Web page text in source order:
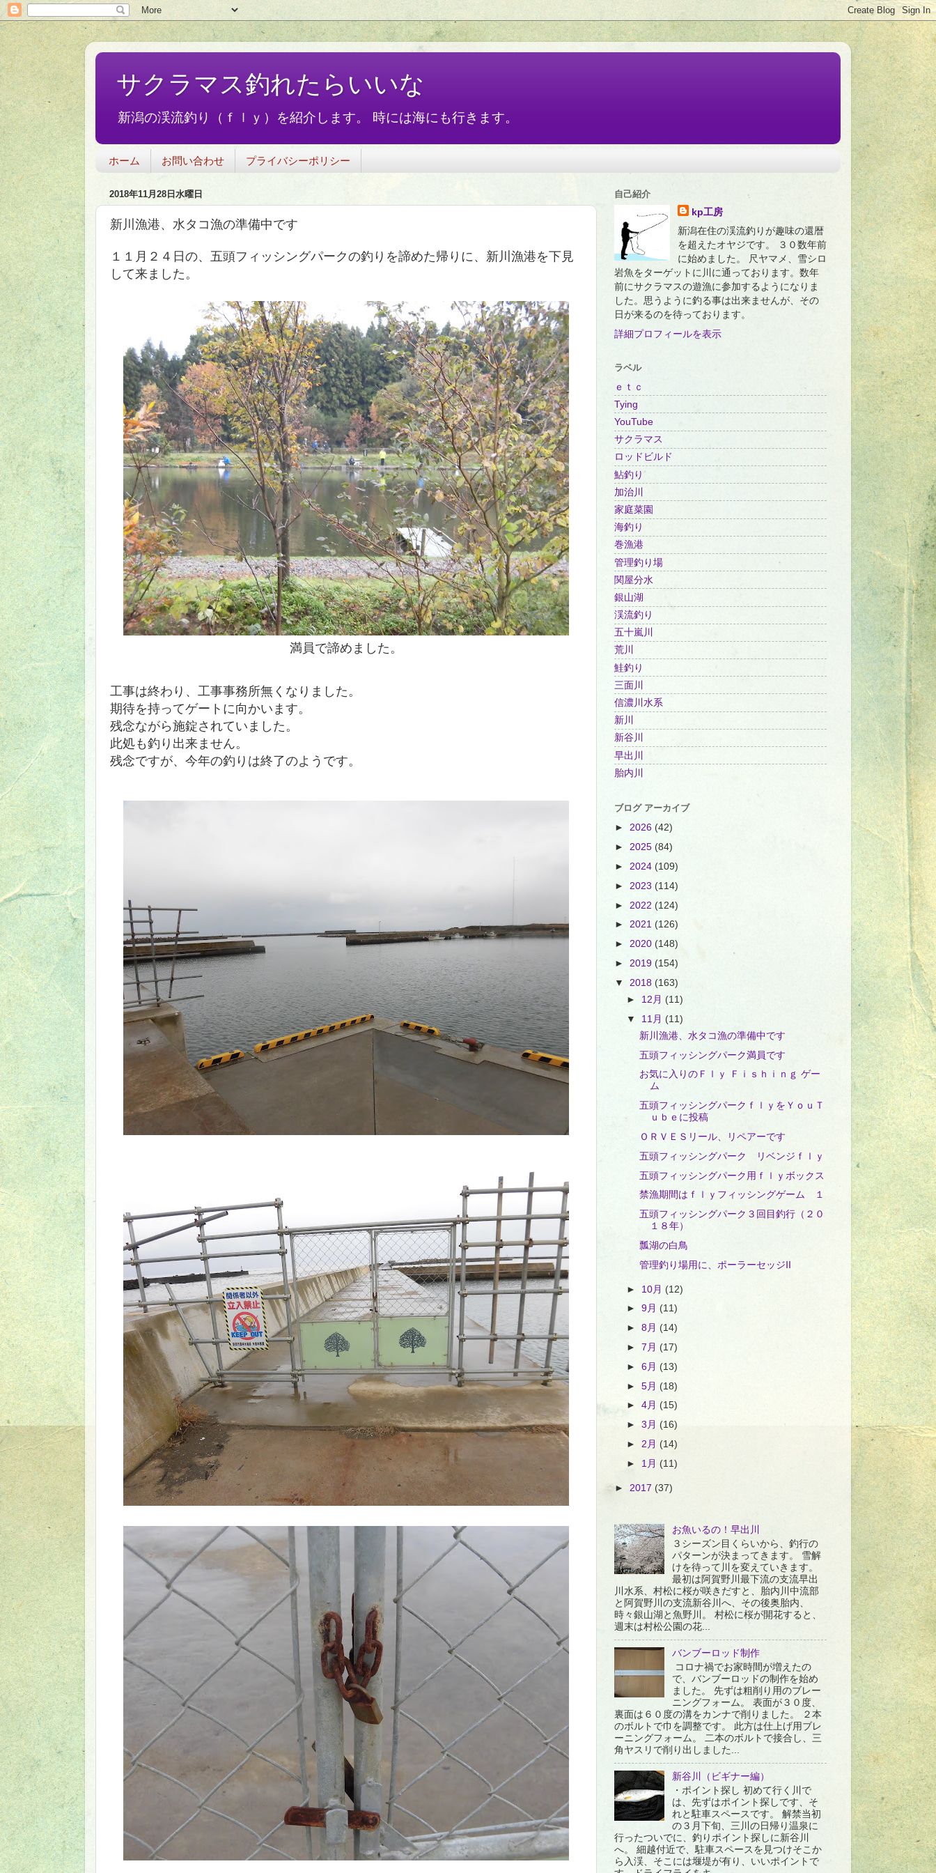
サクラマス釣れたらいいな
新潟の渓流釣り（ｆｌｙ）を紹介します。 時には海にも行きます。
ホーム お問い合わせ プライバシーポリシー
2018年11月28日水曜日
新川漁港、水タコ漁の準備中です
１１月２４日の、五頭フィッシングパークの釣りを諦めた帰りに、新川漁港を下見
して来ました。
満員で諦めました。
工事は終わり、工事事務所無くなりました。
期待を持ってゲートに向かいます。
残念ながら施錠されていました。
此処も釣り出来ません。
残念ですが、今年の釣りは終了のようです。
自己紹介
kp工房
新潟在住の渓流釣りが趣味の還暦
を超えたオヤジです。 ３０数年前
に始めました。 尺ヤマメ、雪シロ
岩魚をターゲットに川に通っております。数年
前にサクラマスの遊漁に参加するようになりま
した。思うように釣る事は出来ませんが、その
日が来るのを待っております。
詳細プロフィールを表示
ラベル
ｅｔｃ
Tying
YouTube
サクラマス
ロッドビルド
鮎釣り
加治川
家庭菜園
海釣り
巻漁港
管理釣り場
関屋分水
銀山湖
渓流釣り
五十嵐川
荒川
鮭釣り
三面川
信濃川水系
新川
新谷川
早出川
胎内川
ブログ アーカイブ
► 2026 (42)
► 2025 (84)
► 2024 (109)
► 2023 (114)
► 2022 (124)
► 2021 (126)
► 2020 (148)
► 2019 (154)
▼ 2018 (163)
► 12月(11)
▼ 11月(11)
新川漁港、水タコ漁の準備中です
五頭フィッシングパーク満員です
お気に入りのＦｌｙ Ｆｉｓｈｉｎｇ ゲー
ム
五頭フィッシングパークｆｌｙをＹｏｕＴ
ｕｂｅに投稿
ＯＲＶＥＳリール、リペアーです
五頭フィッシングパーク リベンジｆｌｙ
五頭フィッシングパーク用ｆｌｙボックス
禁漁期間はｆｌｙフィッシングゲーム １
五頭フィッシングパーク３回目釣行（２０
１８年）
瓢湖の白鳥
管理釣り場用に、ポーラーセッジⅡ
► 10月 (12)
►9月(11)
►8月(14)
►7月 (17)
►6月 (13)
►5月 (18)
►4月(15)
►3月(16)
► 2月(14)
► 1月 (11)
► 2017 (37)
お魚いるの！早出川
３シーズン目くらいから、釣行の
パターンが決まってきます。 雪解
けを待って川を変えていきます。
最初は阿賀野川最下流の支流早出
川水系、村松に桜が咲きだすと、胎内川中流部
と阿賀野川の支流新谷川へ、その後奥胎内、
時々銀山湖と魚野川。 村松に桜が開花すると、
週末は村松公園の花...
バンブーロッド制作
コロナ禍でお家時間が増えたの
で、バンブーロッドの制作を始め
ました。 先ずは粗削り用のブレー
ニングフォーム。 表面が３０度、
裏面は６０度の溝をカンナで削りました。 ２本
のボルトで巾を調整です。 此方は仕上げ用ブレ
ーニングフォーム。 二本のボルトで接合し、三
角ヤスリで削り出しました...
新谷川（ビギナー編）
・ポイント探し 初めて行く川で
は、先ずはポイント探しです、そ
れと駐車スペースです。 解禁当初
の３月下旬、三川の日帰り温泉に
行ったついでに、釣りポイント探しに新谷川
へ。 細越付近で、駐車スペースを見つけそこか
ら入渓、そこには堰堤が有り、いいポイントで